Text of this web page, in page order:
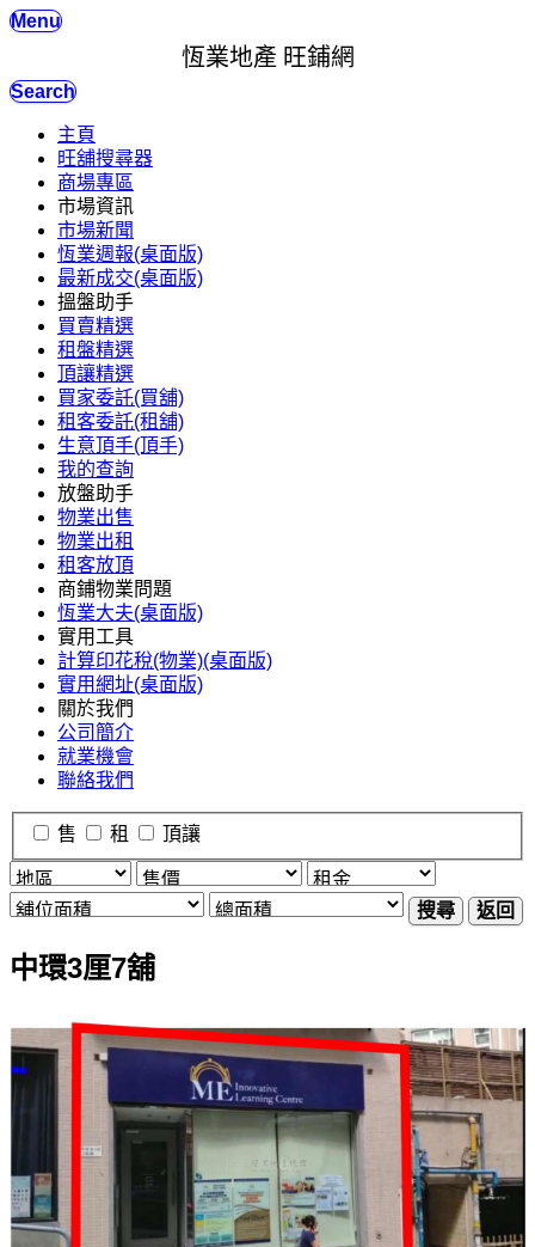
Menu
恆業地產 旺鋪網
Search
主頁
旺舖搜尋器
商場專區
市場資訊
市場新聞
恆業週報(桌面版)
最新成交(桌面版)
搵盤助手
買賣精選
租盤精選
頂讓精選
買家委託(買舖)
租客委託(租舖)
生意頂手(頂手)
我的查詢
放盤助手
物業出售
物業出租
租客放頂
商鋪物業問題
恆業大夫(桌面版)
實用工具
計算印花稅(物業)(桌面版)
實用網址(桌面版)
關於我們
公司簡介
就業機會
聯絡我們
售 租 頂讓
搜尋 返回
中環3厘7舖